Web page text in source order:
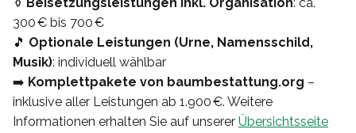
300 € bis 700 €
🎵 Optionale Leistungen (Urne, Namensschild,
Musik): individuell wählbar
➡️ Komplettpakete von baumbestattung.org –
inklusive aller Leistungen ab 1.900 €. Weitere
Informationen erhalten Sie auf unserer Übersichtsseite